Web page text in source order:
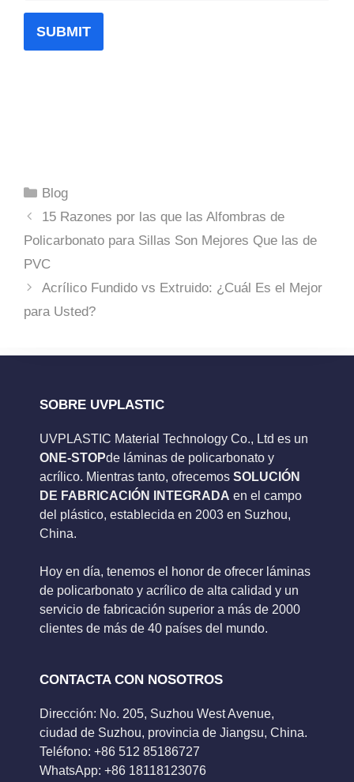
SUBMIT
Categorías
Blog
15 Razones por las que las Alfombras de
Policarbonato para Sillas Son Mejores Que las de
PVC
Acrílico Fundido vs Extruido: ¿Cuál Es el Mejor
para Usted?
SOBRE UVPLASTIC
UVPLASTIC Material Technology Co., Ltd es un
ONE-STOPde láminas de policarbonato y
acrílico. Mientras tanto, ofrecemos SOLUCIÓN
DE FABRICACIÓN INTEGRADA en el campo
del plástico, establecida en 2003 en Suzhou,
China.
Hoy en día, tenemos el honor de ofrecer láminas
de policarbonato y acrílico de alta calidad y un
servicio de fabricación superior a más de 2000
clientes de más de 40 países del mundo.
CONTACTA CON NOSOTROS
Dirección: No. 205, Suzhou West Avenue,
ciudad de Suzhou, provincia de Jiangsu, China.
Teléfono: +86 512 85186727
WhatsApp: +86 18118123076